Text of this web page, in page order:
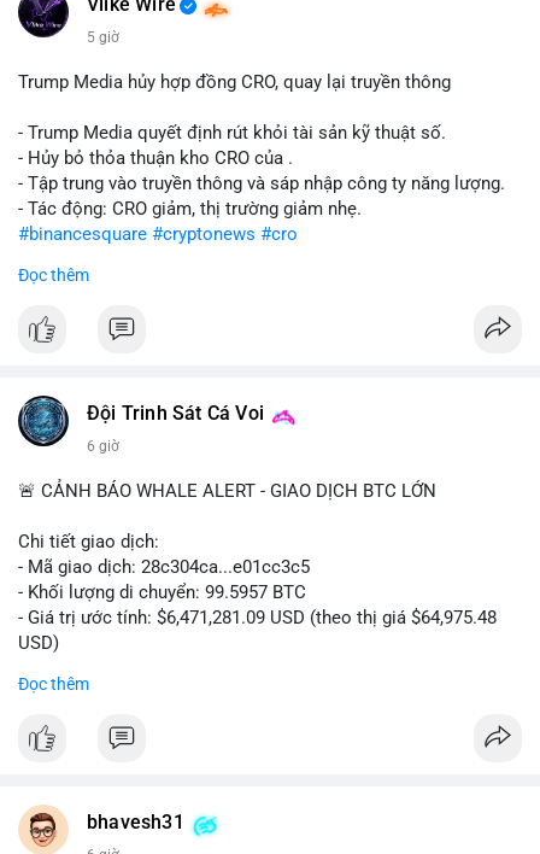
📰 Nguồn: CoinDesk
Vlike Wire
5 giờ
Trump Media hủy hợp đồng CRO, quay lại truyền thông
- Trump Media quyết định rút khỏi tài sản kỹ thuật số.
- Hủy bỏ thỏa thuận kho CRO của .
- Tập trung vào truyền thông và sáp nhập công ty năng lượng.
- Tác động: CRO giảm, thị trường giảm nhẹ.
#binancesquare #cryptonews #cro
$cro
#vlikevn #titanbot
Đọc thêm
Đội Trinh Sát Cá Voi
6 giờ
🚨 CẢNH BÁO WHALE ALERT - GIAO DỊCH BTC LỚN
Chi tiết giao dịch:
- Mã giao dịch: 28c304ca...e01cc3c5
- Khối lượng di chuyển: 99.5957 BTC
- Giá trị ước tính: $6,471,281.09 USD (theo thị giá $64,975.48
USD)
giá hơn 6.47 triệu USD, cho thấy dấu hiệu chuyển tiền quy mô
thanh khoản hoặc bán, hoặc chuyển sang ví lạnh nhằm tích lũy
dài hạn. Việc giao dịch chưa được xác nhận tạo tâm lý thận
Đọc thêm
bhavesh31